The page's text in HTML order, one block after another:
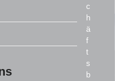
c
h
ä
f
t
s
b